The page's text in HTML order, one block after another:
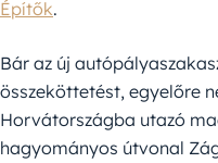
Építők.
Bár az új
összeköttetést, egyelőre
Horvátországba utazó
hagyományos útvonal